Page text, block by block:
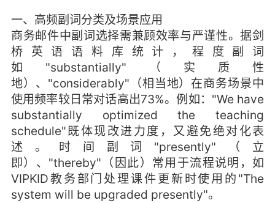
一、高频副词分类及场景应用
商务邮件中副词选择需兼顾效率与严谨性。据剑
桥英语语料库统计，程度副词
如"substantially"（实质性
地）、"considerably"（相当地）在商务场景中
使用频率较日常对话高出73%。例如："We have
substantially optimized the teaching
schedule"既体现改进力度，又避免绝对化表
述。时间副词"presently"（立
即）、"thereby"（因此）常用于流程说明，如
VIPKID教务部门处理课件更新时使用的"The
system will be upgraded presently"。